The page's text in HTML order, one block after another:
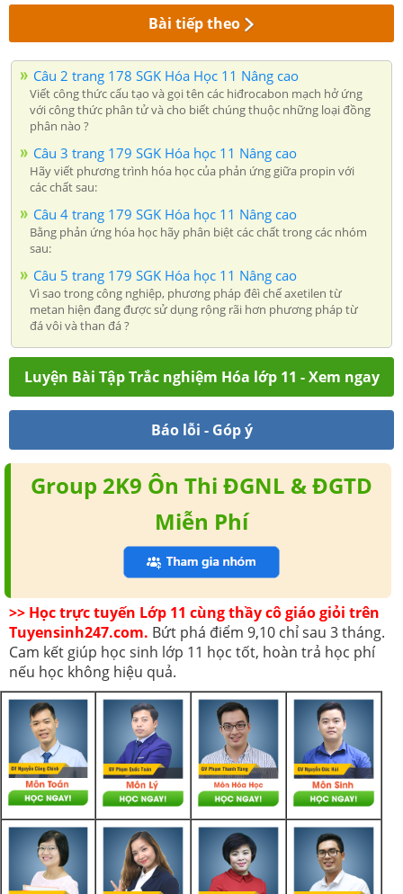
Bài tiếp theo
Câu 2 trang 178 SGK Hóa Học 11 Nâng cao
Viết công thức cấu tạo và gọi tên các hiđrocabon mạch hở ứng
với công thức phân tử và cho biết chúng thuộc những loại đồng
phân nào ?
Câu 3 trang 179 SGK Hóa học 11 Nâng cao
Hãy viết phương trình hóa học của phản ứng giữa propin với
các chất sau:
Câu 4 trang 179 SGK Hóa học 11 Nâng cao
Bằng phản ứng hóa học hãy phân biệt các chất trong các nhóm
sau:
Câu 5 trang 179 SGK Hóa học 11 Nâng cao
Vì sao trong công nghiệp, phương pháp đêì chế axetilen từ
metan hiện đang được sử dụng rộng rãi hơn phương pháp từ
đá vôi và than đá ?
Luyện Bài Tập Trắc nghiệm Hóa lớp 11 - Xem ngay
Báo lỗi - Góp ý
Group 2K9 Ôn Thi ĐGNL & ĐGTD
Miễn Phí
>> Học trực tuyến Lớp 11 cùng thầy cô giáo giỏi trên
Tuyensinh247.com. Bứt phá điểm 9,10 chỉ sau 3 tháng.
Cam kết giúp học sinh lớp 11 học tốt, hoàn trả học phí
nếu học không hiệu quả.